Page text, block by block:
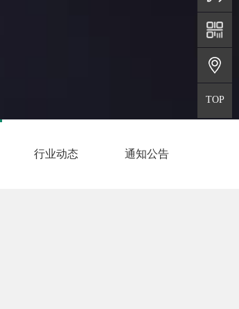
行业动态 通知公告
地址
TOP
返回顶部